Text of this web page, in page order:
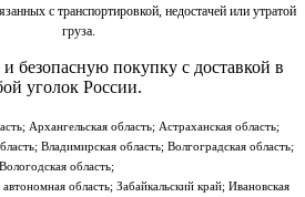
с транспортировкой, недостачей или утратой
груза.
безопасную покупку с доставкой в
уголок России.
Архангельская область; Астраханская область;
Владимирская область; Волгоградская область;
Вологодская область;
область; Забайкальский край; Ивановская